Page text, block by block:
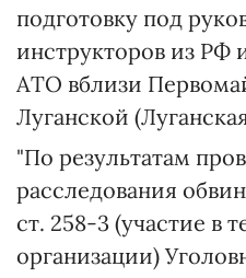
подготовку под
инструкторов из РФ
АТО вблизи
Луганской
"По результатам
расследования
ст. 258-3 (участие в
организации)